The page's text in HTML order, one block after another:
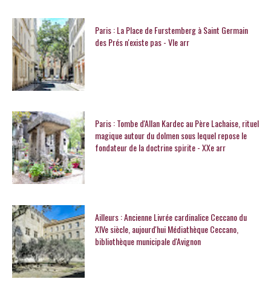
Paris : La Place de Furstemberg à Saint Germain
des Prés n'existe pas - VIe arr
Paris : Tombe d'Allan Kardec au Père Lachaise, rituel
magique autour du dolmen sous lequel repose le
fondateur de la doctrine spirite - XXe arr
Ailleurs : Ancienne Livrée cardinalice Ceccano du
XIVe siècle, aujourd'hui Médiathèque Ceccano,
bibliothèque municipale d'Avignon